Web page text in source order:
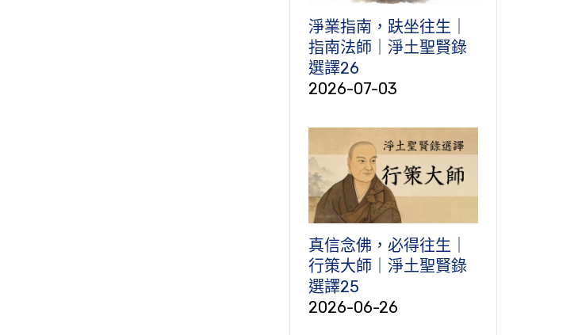
淨業指南，趺坐往生｜
指南法師｜淨土聖賢錄
選譯26
2026-07-03
真信念佛，必得往生｜
行策大師｜淨土聖賢錄
選譯25
2026-06-26